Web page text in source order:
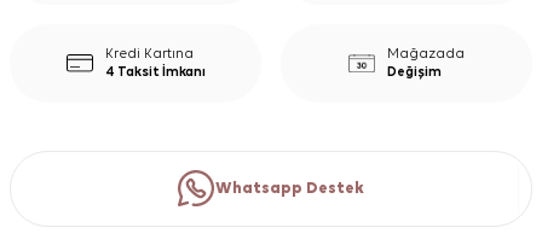
Kredi Kartına
4 Taksit İmkanı
Mağazada
Değişim
Whatsapp Destek